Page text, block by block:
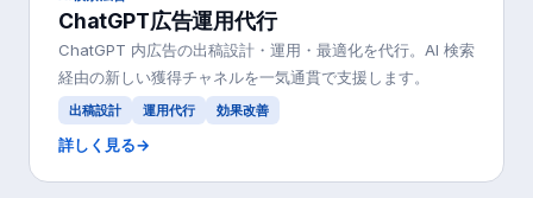
ChatGPT広告運用代行
ChatGPT 内広告の出稿設計・運用・最適化を代行。AI 検索
経由の新しい獲得チャネルを一気通貫で支援します。
出稿設計 運用代行 効果改善
詳しく見る→